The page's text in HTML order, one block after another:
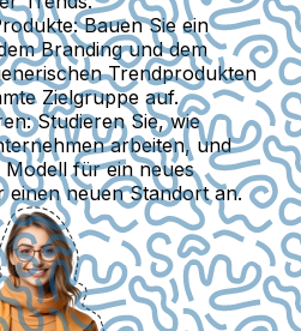
Bauen Sie ein
Branding und dem
Trendprodukten
Zielgruppe auf.
Studieren Sie, wie
arbeiten, und
Modell für ein neues
einen neuen Standort an.